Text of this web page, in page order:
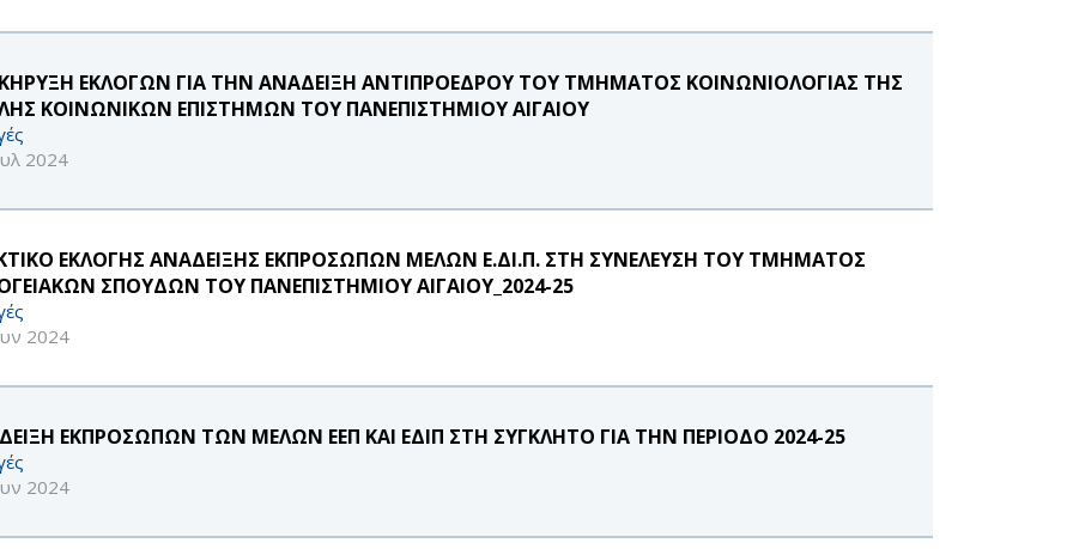
ΕΚΛΟΓΩΝ ΓΙΑ ΤΗΝ ΑΝΑΔΕΙΞΗ ΑΝΤΙΠΡΟΕΔΡΟΥ ΤΟΥ ΤΜΗΜΑΤΟΣ ΚΟΙΝΩΝΙΟΛΟΓΙΑΣ ΤΗΣ
ΚΟΙΝΩΝΙΚΩΝ ΕΠΙΣΤΗΜΩΝ ΤΟΥ ΠΑΝΕΠΙΣΤΗΜΙΟΥ ΑΙΓΑΙΟΥ
2024
ΕΚΛΟΓΗΣ ΑΝΑΔΕΙΞΗΣ ΕΚΠΡΟΣΩΠΩΝ ΜΕΛΩΝ Ε.ΔΙ.Π. ΣΤΗ ΣΥΝΕΛΕΥΣΗ ΤΟΥ ΤΜΗΜΑΤΟΣ
ΣΠΟΥΔΩΝ ΤΟΥ ΠΑΝΕΠΙΣΤΗΜΙΟΥ ΑΙΓΑΙΟΥ_2024-25
2024
ΕΚΠΡΟΣΩΠΩΝ ΤΩΝ ΜΕΛΩΝ ΕΕΠ ΚΑΙ ΕΔΙΠ ΣΤΗ ΣΥΓΚΛΗΤΟ ΓΙΑ ΤΗΝ ΠΕΡΙΟΔΟ 2024-25
2024